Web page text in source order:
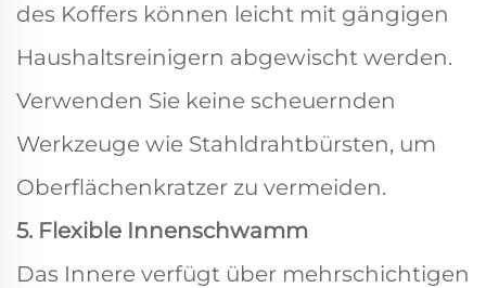
des Koffers können leicht mit gängigen
Haushaltsreinigern abgewischt werden.
Verwenden Sie keine scheuernden
Werkzeuge wie Stahldrahtbürsten, um
Oberflächenkratzer zu vermeiden.
5. Flexible Innenschwamm
Das Innere verfügt über mehrschichtigen